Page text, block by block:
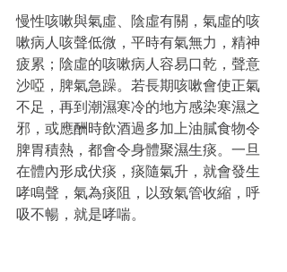
慢性咳嗽與氣虛、陰虛有關，氣虛的咳
嗽病人咳聲低微，平時有氣無力，精神
疲累；陰虛的咳嗽病人容易口乾，聲意
沙啞，脾氣急躁。若長期咳嗽會使正氣
不足，再到潮濕寒冷的地方感染寒濕之
邪，或應酬時飲酒過多加上油膩食物令
脾胃積熱，都會令身體聚濕生痰。一旦
在體內形成伏痰，痰隨氣升，就會發生
哮鳴聲，氣為痰阻，以致氣管收縮，呼
吸不暢，就是哮喘。